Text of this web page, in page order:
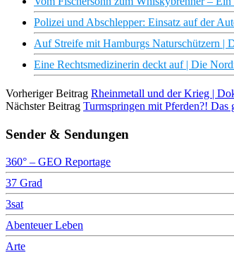
Polizei und Abschlepper: Einsatz auf der
Auf Streife mit Hamburgs Naturschützern |
Eine Rechtsmedizinerin deckt auf | Die
Vorheriger Beitrag Rheinmetall und der Krieg |
Nächster Beitrag Turmspringen mit Pferden?!
Sender & Sendungen
360° – GEO Reportage
37 Grad
3sat
Abenteuer Leben
Arte